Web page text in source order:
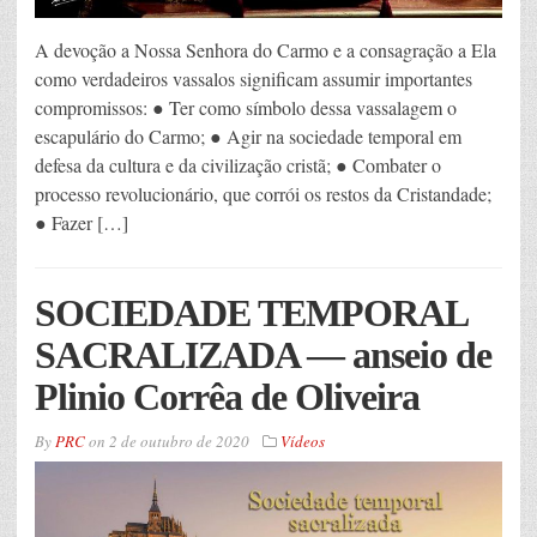
A devoção a Nossa Senhora do Carmo e a consagração a Ela
como verdadeiros vassalos significam assumir importantes
compromissos: ● Ter como símbolo dessa vassalagem o
escapulário do Carmo; ● Agir na sociedade temporal em
defesa da cultura e da civilização cristã; ● Combater o
processo revolucionário, que corrói os restos da Cristandade;
● Fazer […]
SOCIEDADE TEMPORAL
SACRALIZADA — anseio de
Plinio Corrêa de Oliveira
ByPRCon 2 de outubro de 2020 Vídeos